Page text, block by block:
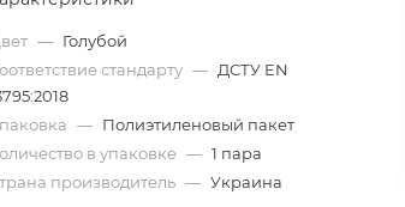
— Голубой
стандарту — ДСТУ EN
— Полиэтиленовый пакет
в упаковке — 1 пара
производитель — Украина